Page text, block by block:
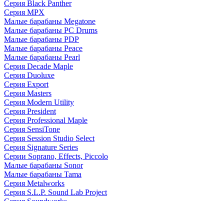
Серия Black Panther
Серия MPX
Малые барабаны Megatone
Малые барабаны PC Drums
Малые барабаны PDP
Малые барабаны Peace
Малые барабаны Pearl
Серия Decade Maple
Серия Duoluxe
Серия Export
Серия Masters
Серия Modern Utility
Серия President
Серия Professional Maple
Серия SensiTone
Серия Session Studio Select
Серия Signature Series
Серии Soprano, Effects, Piccolo
Малые барабаны Sonor
Малые барабаны Tama
Серия Metalworks
Серия S.L.P. Sound Lab Project